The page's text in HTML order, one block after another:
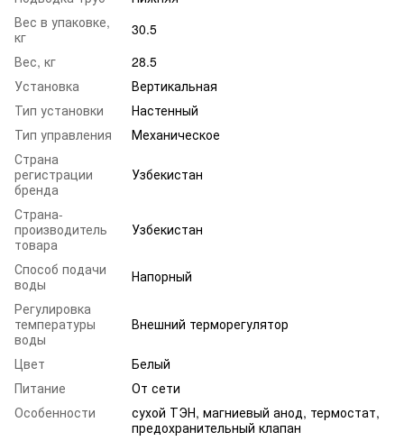
Вес в упаковке,
кг
30.5
Вес, кг
28.5
Установка
Вертикальная
Тип установки
Настенный
Тип управления
Механическое
Страна
регистрации
бренда
Узбекистан
Страна-
производитель
товара
Узбекистан
Способ подачи
воды
Напорный
Регулировка
температуры
воды
Внешний терморегулятор
Цвет
Белый
Питание
От сети
Особенности
сухой ТЭН, магниевый анод, термостат,
предохранительный клапан